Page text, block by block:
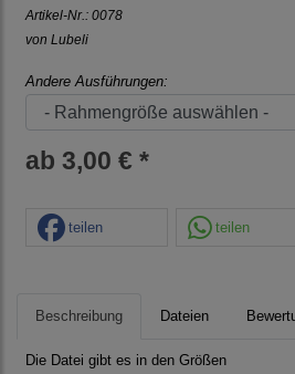
Artikel-Nr.: 0078
von Lubeli
Andere Ausführungen:
ab 3,00 € *
teilen teilen
Beschreibung Dateien
Die Datei gibt es in den Größen